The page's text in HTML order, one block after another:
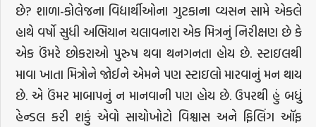
છે? શાળા-કોલેજના વિદ્યાર્થીઓના ગુટકાના વ્યસન સામે એકલે
હાથે વર્ષો સુધી અભિયાન ચલાવનારા એક મિત્રનું નિરીક્ષણ છે કે
એક ઉંમરે છોકરાઓ પુરુષ થવા થનગનતા હોય છે. સ્ટાઇલથી
માવા ખાતા મિત્રોને જોઈને એમને પણ સ્ટાઇલો મારવાનું મન થાય
છે. એ ઉંમર માબાપનું ન માનવાની પણ હોય છે. ઉપરથી હું બધું
હેન્ડલ કરી શકું એવો સાચોખોટો વિશ્વાસ અને ફિલિંગ ઑફ